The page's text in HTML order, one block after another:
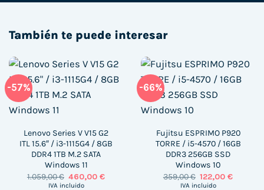
También te puede interesar
-57%
Lenovo Series V V15 G2
ITL 15.6″ / i3-1115G4 / 8GB
DDR4 1TB M.2 SATA
Windows 11
1.059,00€ El
precio
460,00€El
IVA incluido
-66%
Fujitsu ESPRIMO P920
TORRE / i5-4570 / 16GB
DDR3 256GB SSD
Windows 10
359,00€ El
precio
122,00€El
IVA incluido